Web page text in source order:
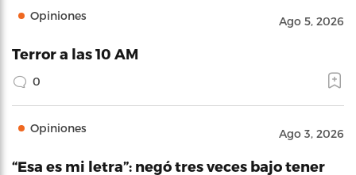
Opiniones Ago 5, 2026
Terror a las 10 AM
0
Opiniones Ago 3, 2026
“Esa es mi letra”: negó tres veces bajo tener